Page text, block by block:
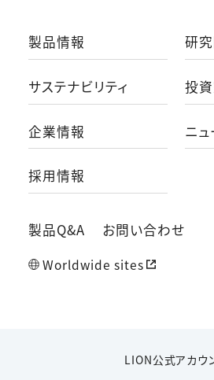
製品情報 研
サステナビリティ 投
企業情報 ニ
採用情報
製品Q&A お問い合わせ
Worldwide sites
LION公式アカウ